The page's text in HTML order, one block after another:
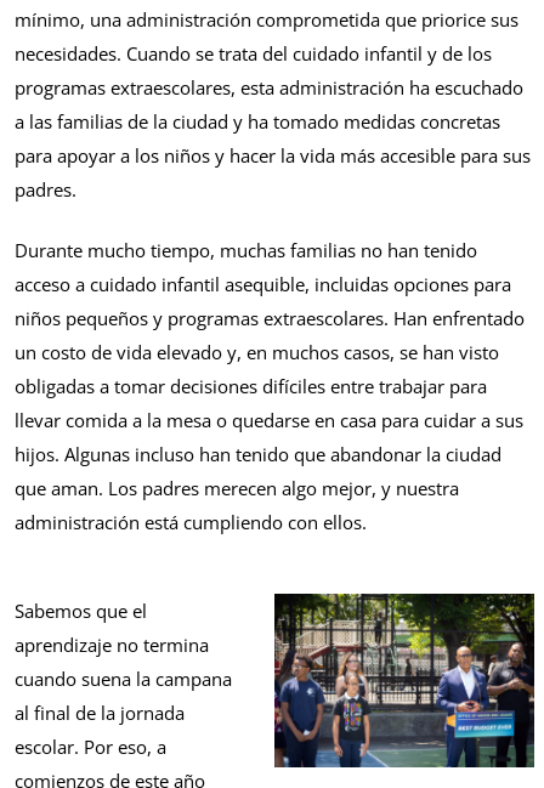
mínimo, una administración comprometida que priorice sus
necesidades. Cuando se trata del cuidado infantil y de los
programas extraescolares, esta administración ha escuchado
a las familias de la ciudad y ha tomado medidas concretas
para apoyar a los niños y hacer la vida más accesible para sus
padres.
Durante mucho tiempo, muchas familias no han tenido
acceso a cuidado infantil asequible, incluidas opciones para
niños pequeños y programas extraescolares. Han enfrentado
un costo de vida elevado y, en muchos casos, se han visto
obligadas a tomar decisiones difíciles entre trabajar para
llevar comida a la mesa o quedarse en casa para cuidar a sus
hijos. Algunas incluso han tenido que abandonar la ciudad
que aman. Los padres merecen algo mejor, y nuestra
administración está cumpliendo con ellos.
Sabemos que el
aprendizaje no termina
cuando suena la campana
al final de la jornada
escolar. Por eso, a
comienzos de este año